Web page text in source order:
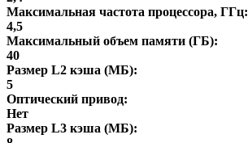
Максимальная частота процессора, ГГц:
4,5
Максимальный объем памяти (ГБ):
40
Размер L2 кэша (МБ):
5
Оптический привод:
Нет
Размер L3 кэша (МБ):